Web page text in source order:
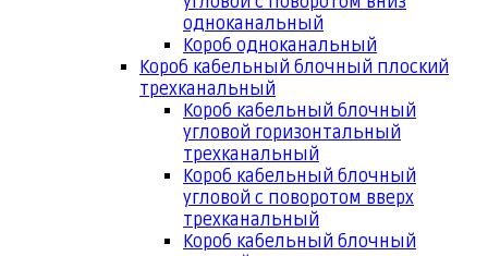
одноканальный
Короб одноканальный
Короб кабельный блочный плоский
трехканальный
Короб кабельный блочный
угловой горизонтальный
трехканальный
Короб кабельный блочный
угловой с поворотом вверх
трехканальный
Короб кабельный блочный